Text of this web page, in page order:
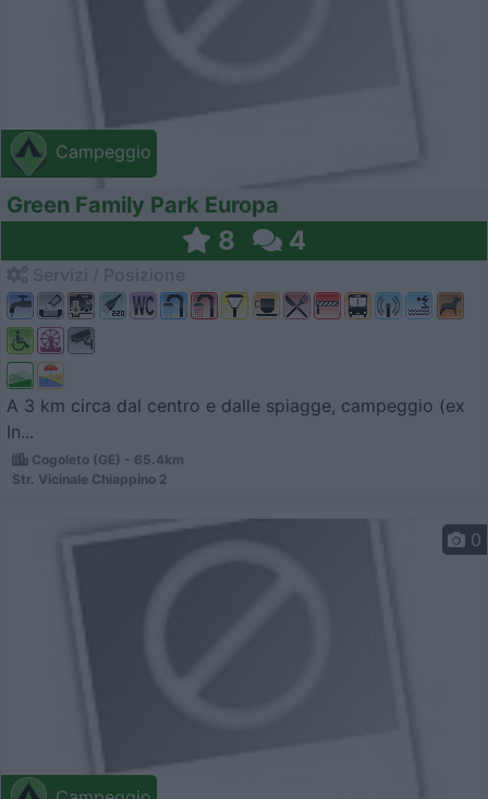
Campeggio
Green Family Park Europa
8 4
A 3 km circa dal centro e dalle spiagge, campeggio (ex
In...
Cogoleto (GE) - 65.4km
Str. Vicinale Chiappino 2
0